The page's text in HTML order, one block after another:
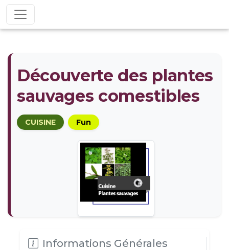
Découverte des plantes
sauvages comestibles
CUISINE Fun
Informations Générales